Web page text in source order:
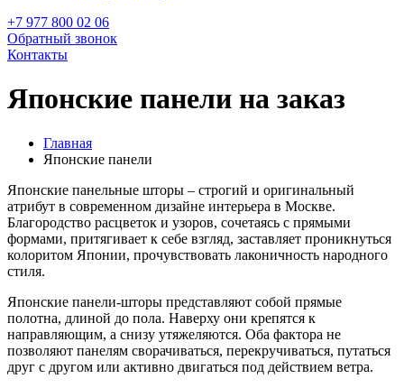
+7 977 800 02 06
Обратный звонок
Контакты
Японские панели на заказ
Главная
Японские панели
Японские панельные шторы – строгий и оригинальный
атрибут в современном дизайне интерьера в Москве.
Благородство расцветок и узоров, сочетаясь с прямыми
формами, притягивает к себе взгляд, заставляет проникнуться
колоритом Японии, прочувствовать лаконичность народного
стиля.
Японские панели-шторы представляют собой прямые
полотна, длиной до пола. Наверху они крепятся к
направляющим, а снизу утяжеляются. Оба фактора не
позволяют панелям сворачиваться, перекручиваться, путаться
друг с другом или активно двигаться под действием ветра.